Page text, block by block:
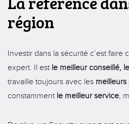
région
Investir dans la sécurité c’est faire
expert. Il est le meilleur conseillé,
travaille toujours avec les
constammentle meilleur service,